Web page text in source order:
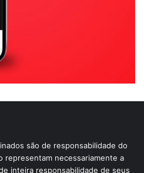
são de responsabilidade do
representam necessariamente a
inteira responsabilidade de seus